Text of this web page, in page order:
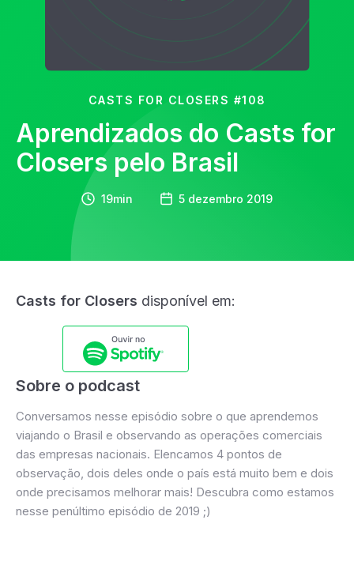
CASTS FOR CLOSERS #108
Aprendizados do Casts for
Closers pelo Brasil
19min 5 dezembro 2019
Sobre o podcast
Conversamos nesse episódio sobre o que aprendemos
viajando o Brasil e observando as operações comerciais
das empresas nacionais. Elencamos 4 pontos de
observação, dois deles onde o país está muito bem e dois
onde precisamos melhorar mais! Descubra como estamos
nesse penúltimo episódio de 2019 ;)
Casts for Closers disponível em: